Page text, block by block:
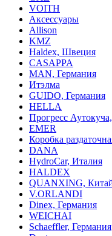
VOITH
Аксессуары
Allison
KMZ
Haldex, Швеция
CASAPPA
MAN, Германия
Итэлма
GUIDO, Германия
HELLA
Прогресс
EMER
Коробка
DANA
HydroCar, Италия
HALDEX
QUANXING,
V.ORLANDI
Dinex, Германия
WEICHAI
Schaeffler, Германия